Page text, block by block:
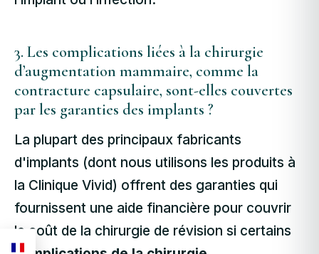
3. Les complications liées à la chirurgie
d’augmentation mammaire, comme la
contracture capsulaire, sont-elles couvertes
par les garanties des implants ?
La plupart des principaux fabricants
d'implants (dont nous utilisons les produits à
la Clinique Vivid) offrent des garanties qui
fournissent une aide financière pour couvrir
le coût de la chirurgie de révision si certains